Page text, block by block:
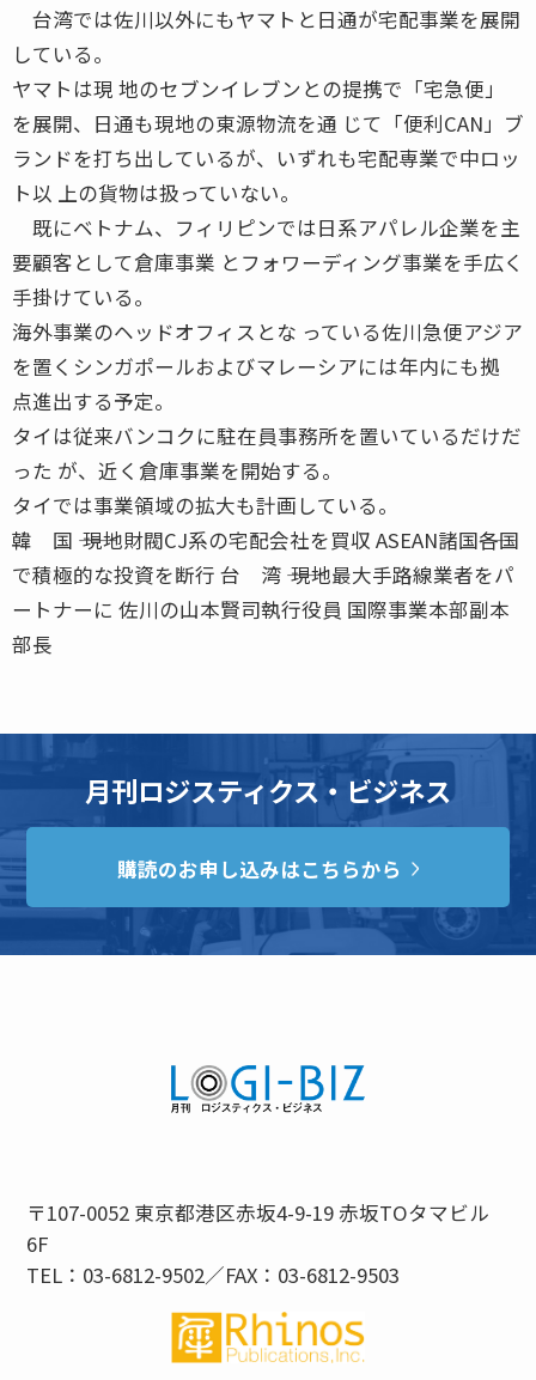
台湾では佐川以外にもヤマトと日通が宅配事業を展開
している。
ヤマトは現 地のセブンイレブンとの提携で「宅急便」
を展開、日通も現地の東源物流を通 じて「便利CAN」ブ
ランドを打ち出しているが、いずれも宅配専業で中ロッ
ト以 上の貨物は扱っていない。
既にベトナム、フィリピンでは日系アパレル企業を主
要顧客として倉庫事業 とフォワーディング事業を手広く
手掛けている。
海外事業のヘッドオフィスとな っている佐川急便アジア
を置くシンガポールおよびマレーシアには年内にも拠
点進出する予定。
タイは従来バンコクに駐在員事務所を置いているだけだ
った が、近く倉庫事業を開始する。
タイでは事業領域の拡大も計画している。
韓 国 ―― 現地財閥CJ系の宅配会社を買収 ASEAN諸国――各国
で積極的な投資を断行 台 湾 ―― 現地最大手路線業者をパ
ートナーに 佐川の山本賢司執行役員 国際事業本部副本
部長
月刊ロジスティクス・ビジネス
購読のお申し込みはこちらから
〒107-0052 東京都港区赤坂4-9-19 赤坂TOタマビル
6F
TEL：03-6812-9502／FAX：03-6812-9503